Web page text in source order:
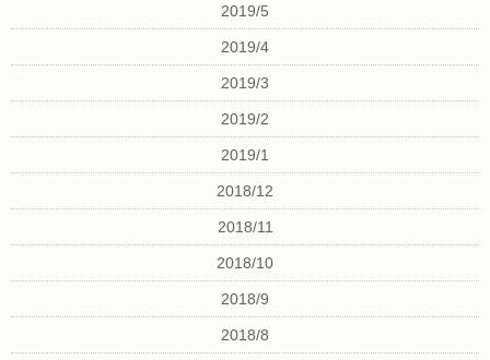
2019/5
2019/4
2019/3
2019/2
2019/1
2018/12
2018/11
2018/10
2018/9
2018/8